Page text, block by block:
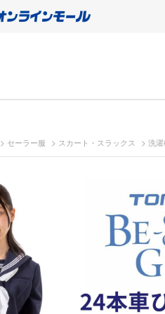
> セーラー服 > スカート・スラックス > 洗